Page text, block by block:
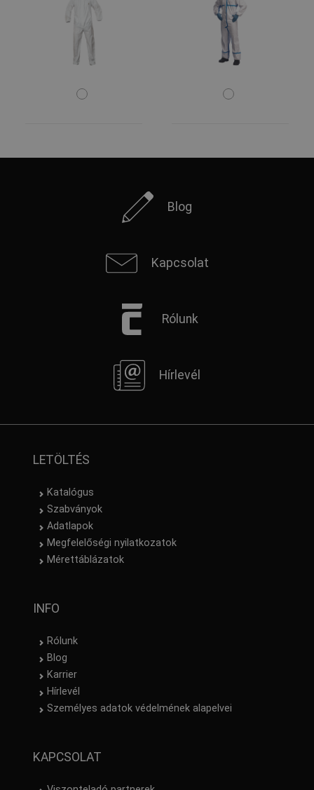
Blog
Kapcsolat
Rólunk
Hírlevél
LETÖLTÉS
Katalógus
Szabványok
Adatlapok
Megfelelőségi nyilatkozatok
Mérettáblázatok
INFO
Rólunk
Blog
Karrier
Hírlevél
Személyes adatok védelmének alapelvei
KAPCSOLAT